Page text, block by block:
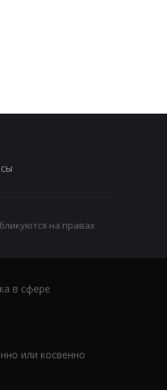
на правах
в сфере
или косвенно